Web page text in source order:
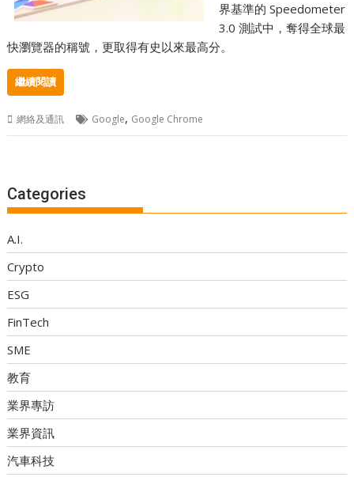
界基準的 Speedometer
3.0 測試中，奪得全球最
快瀏覽器的稱號，更取得有史以來最高分。
繼續閱讀
網絡及通訊 Google, Google Chrome
Categories
A.I.
Crypto
ESG
FinTech
SME
教育
業界專訪
業界資訊
汽車科技